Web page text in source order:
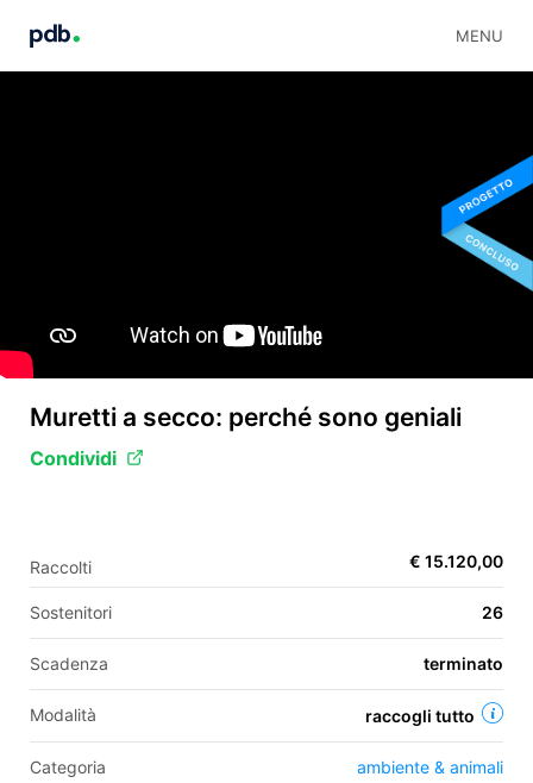
MENU
IT
FR
ES
Muretti a secco: perché sono geniali
Condividi
Raccolti € 15.120,00
Sostenitori 26
Scadenza terminato
Modalità raccogli tutto
Categoria ambiente & animali